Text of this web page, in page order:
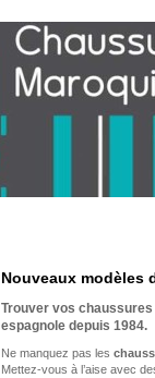
Nouveaux modèles
Trouver vos chaussures
espagnole depuis 1984.
Ne manquez pas les
Mettez-vous à l’aise avec